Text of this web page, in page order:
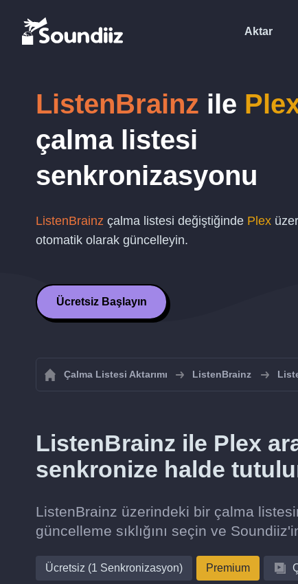
Aktar
ListenBrainz ile
çalma listesi
senkronizasyonu
ListenBrainz çalma listesi değiştiğinde Plex
otomatik olarak güncelleyin.
Ücretsiz Başlayın
Çalma Listesi Aktarımı ListenBrainz
ListenBrainz ile Plex
senkronize halde
ListenBrainz üzerindeki bir çalma
güncelleme sıklığını seçin ve
Ücretsiz (1 Senkronizasyon) Premium